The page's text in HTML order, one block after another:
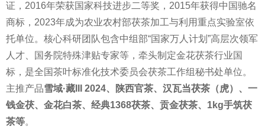
证，2016年荣获国家科技进步二等奖，2015年获得中国驰名
商标，2023年成为农业农村部茯茶加工与利用重点实验室依
托单位。核心科研团队包含中组部“国家万人计划”高层次领军
人才、国务院特殊津贴专家等，牵头制定金花茯茶行业国
标，是全国茶叶标准化技术委员会茯茶工作组秘书处单位。
主推产品雪域·藏III 2024、陕西官茶、汉瓦当茯茶（虎）、一
钱金茯、金花白茶、经典1368茯茶、贡金茯茶、1kg手筑茯
茶等。